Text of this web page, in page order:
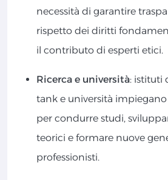
necessità di garantire
rispetto dei diritti
il contributo di esperti etici.
Ricerca e università: istituti
tank e università
per condurre studi,
teorici e formare nuove
professionisti.